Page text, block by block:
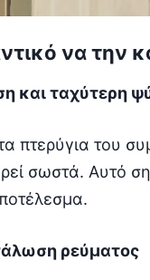
να την
και ταχύτερη
τα πτερύγια του
σωστά. Αυτό
ρεύματος